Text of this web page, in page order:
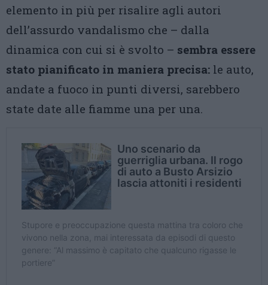
elemento in più per risalire agli autori
dell’assurdo vandalismo che – dalla
dinamica con cui si è svolto – sembra essere
stato pianificato in maniera precisa: le auto,
andate a fuoco in punti diversi, sarebbero
state date alle fiamme una per una.